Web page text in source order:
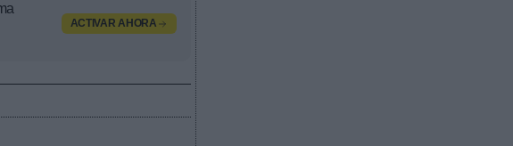
ACTIVAR AHORA